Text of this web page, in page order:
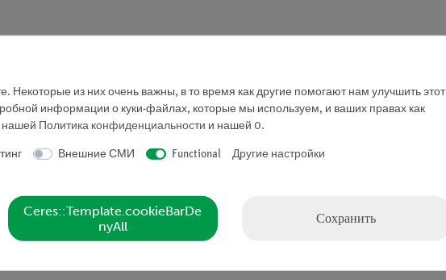
из них очень важны, в то время как другие помогают нам улучшить этот
информации о куки-файлах, которые мы используем, и ваших правах как
нашей Политика конфиденциальности и нашей 0.
Внешние СМИ Functional Другие настройки
Ceres::Template.cookieBarDe
nyAll
Сохранить